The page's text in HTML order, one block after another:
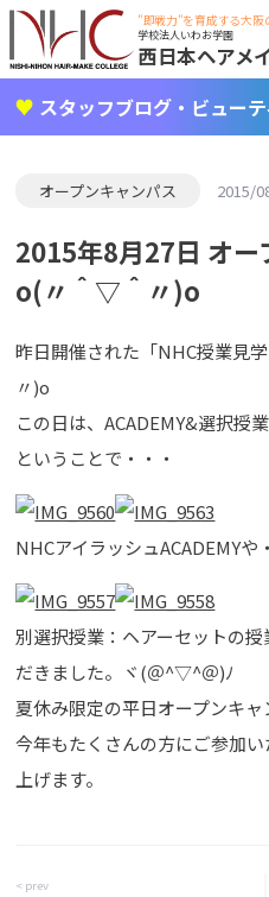
"即戦力"を育成する大阪
学校法人いわお学園
西日本ヘアメ
スタッフブログ・ビュー
オープンキャンパス 2015/
2015年8月27日 オ
o(〃＾▽＾〃)o
昨日開催された「NHC授業見
〃)o
この日は、ACADEMY&選択授業
ということで・・・
NHCアイラッシュACADEMYや
別選択授業：ヘアーセットの
だきました。ヾ(＠^▽^＠)ﾉ
夏休み限定の平日オープンキャ
今年もたくさんの方にご参加
上げます。
< prev